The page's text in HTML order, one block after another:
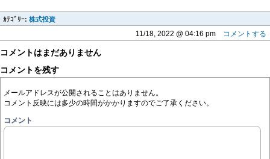
ｶﾃｺﾞﾘｰ: 株式投資
11/18, 2022 @ 04:16 pm コメントする
コメントはまだありません
コメントを残す
メールアドレスが公開されることはありません。
コメント反映には多少の時間がかかりますのでご了承ください。
コメント